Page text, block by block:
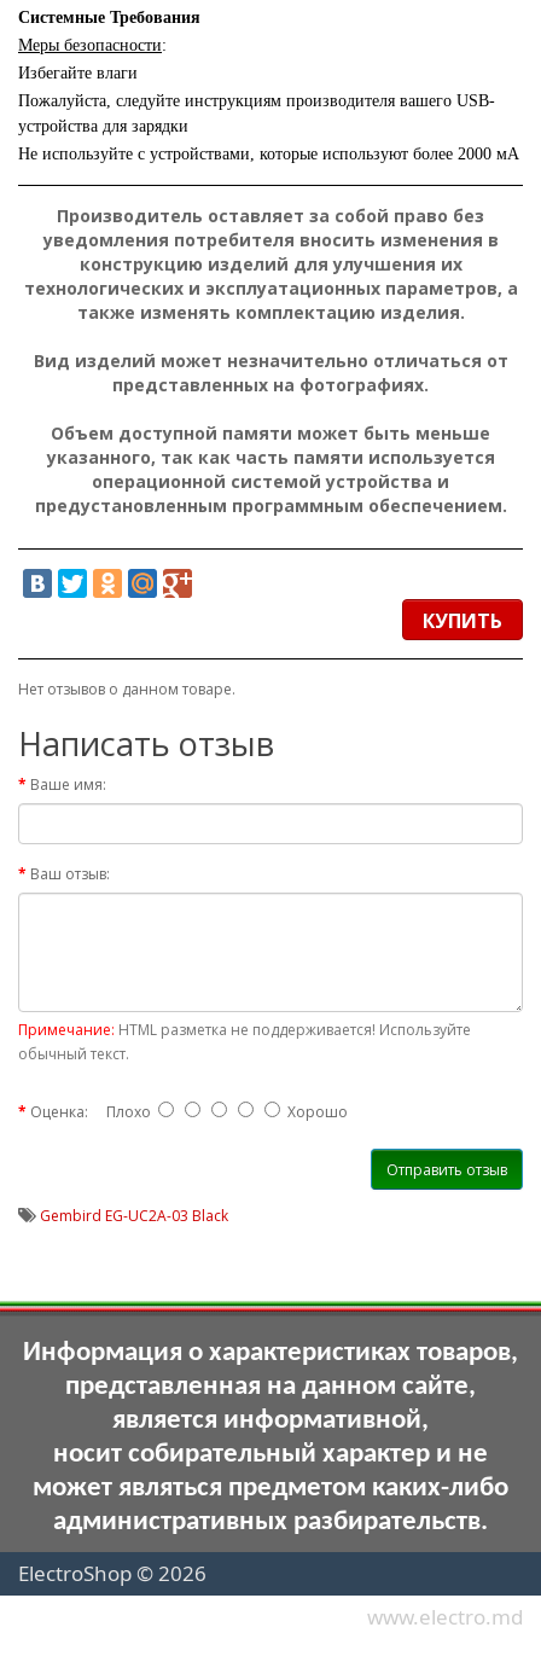
Системные Требования
Меры безопасности:
Избегайте влаги
Пожалуйста, следуйте инструкциям производителя вашего USB-
устройства для зарядки
Не используйте с устройствами, которые используют более 2000 мА
Производитель оставляет за собой право без
уведомления потребителя вносить изменения в
конструкцию изделий для улучшения их
технологических и эксплуатационных параметров, а
также изменять комплектацию изделия.
Вид изделий может незначительно отличаться от
представленных на фотографиях.
Объем доступной памяти может быть меньше
указанного, так как часть памяти используется
операционной системой устройства и
предустановленным программным обеспечением.
КУПИТЬ
Нет отзывов о данном товаре.
Написать отзыв
Ваше имя:
Ваш отзыв:
Примечание: HTML разметка не поддерживается! Используйте
обычный текст.
Оценка: Плохо Хорошо
Отправить отзыв
Gembird EG-UC2A-03 Black
Информация о характеристиках товаров,
представленная на данном сайте,
является информативной,
носит собирательный характер и не
может являться предметом каких-либо
административных разбирательств.
ElectroShop © 2026
www.electro.md